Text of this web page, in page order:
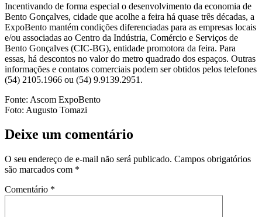
Incentivando de forma especial o desenvolvimento da economia de
Bento Gonçalves, cidade que acolhe a feira há quase três décadas, a
ExpoBento mantém condições diferenciadas para as empresas locais
e/ou associadas ao Centro da Indústria, Comércio e Serviços de
Bento Gonçalves (CIC-BG), entidade promotora da feira. Para
essas, há descontos no valor do metro quadrado dos espaços. Outras
informações e contatos comerciais podem ser obtidos pelos telefones
(54) 2105.1966 ou (54) 9.9139.2951.
Fonte: Ascom ExpoBento
Foto: Augusto Tomazi
Deixe um comentário
O seu endereço de e-mail não será publicado. Campos obrigatórios
são marcados com *
Comentário *